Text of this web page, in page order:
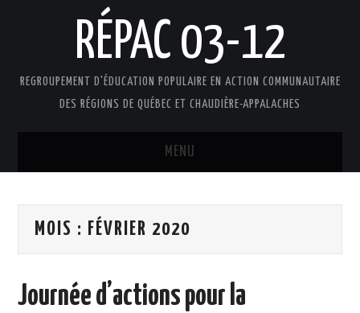
RÉPAC 03-12
REGROUPEMENT D'ÉDUCATION POPULAIRE EN ACTION COMMUNAUTAIRE
DES RÉGIONS DE QUÉBEC ET CHAUDIÈRE-APPALACHES
MENU
PRÉSENTATION
MOIS : FÉVRIER 2020
Journée d’actions pour la